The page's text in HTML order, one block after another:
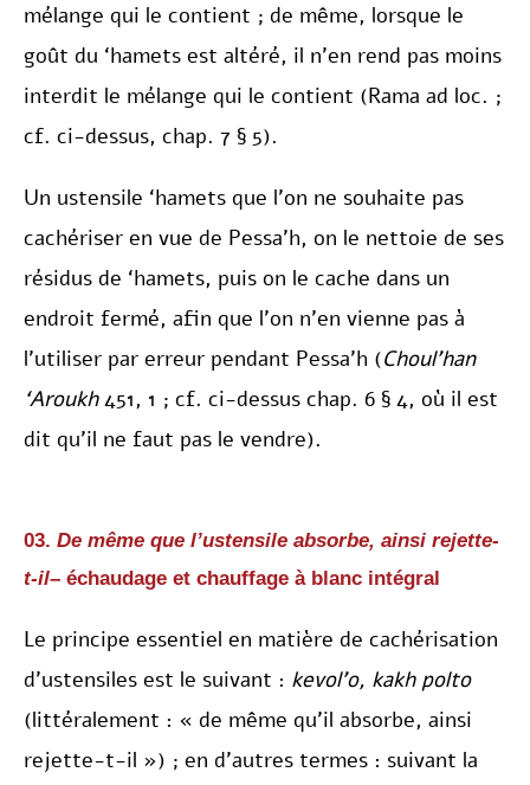
mélange qui le contient ; de même, lorsque le
goût du ‘hamets est altéré, il n’en rend pas moins
interdit le mélange qui le contient (Rama ad loc. ;
cf. ci-dessus, chap. 7 § 5).
Un ustensile ‘hamets que l’on ne souhaite pas
cachériser en vue de Pessa’h, on le nettoie de ses
résidus de ‘hamets, puis on le cache dans un
endroit fermé, afin que l’on n’en vienne pas à
l’utiliser par erreur pendant Pessa’h (Choul’han
‘Aroukh451, 1 ; cf. ci-dessus chap. 6 § 4, où il est
dit qu’il ne faut pas le vendre).
03. De même que l’ustensile absorbe, ainsi rejette-
t-il– échaudage et chauffage à blanc intégral
Le principe essentiel en matière de cachérisation
d’ustensiles est le suivant : kevol’o, kakh polto
(littéralement : « de même qu’il absorbe, ainsi
rejette-t-il ») ; en d’autres termes : suivant la